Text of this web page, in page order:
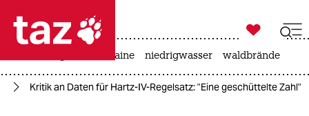
 taz zahl ich
taz zahl ich

taz zahl ich
krieg in der ukraine niedrigwasser waldbrände
Kritik an Daten für Hartz-IV-Regelsatz: "Eine geschüttelte Zahl"